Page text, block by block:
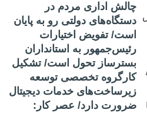
چالش اداری مردم در
دستگاه‌های دولتی رو به پایان
است/ تفویض اختیارات
رئیس‌جمهور به استانداران
بسترساز تحول است/ تشکیل
کارگروه تخصصی توسعه
زیرساخت‌های خدمات دیجیتال
ضرورت دارد/ عصر کار: